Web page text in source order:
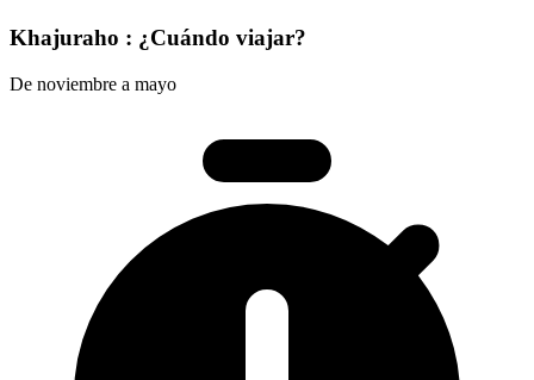
Khajuraho : ¿Cuándo viajar?
De noviembre a mayo